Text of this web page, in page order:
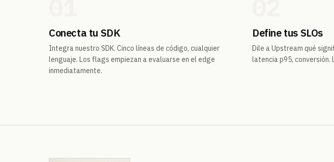
Conecta tu SDK
Integra nuestro SDK. Cinco líneas de código, cualquier
lenguaje. Los flags empiezan a evaluarse en el edge
inmediatamente.
Define tus SLOs
Dile a Upstream qué
latencia p95, conversión.